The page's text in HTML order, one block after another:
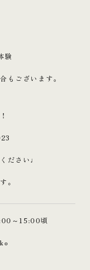
験
もございます。
ださい♩
。
～15:00頃